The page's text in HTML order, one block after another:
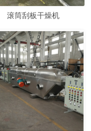
滚筒刮板干燥机